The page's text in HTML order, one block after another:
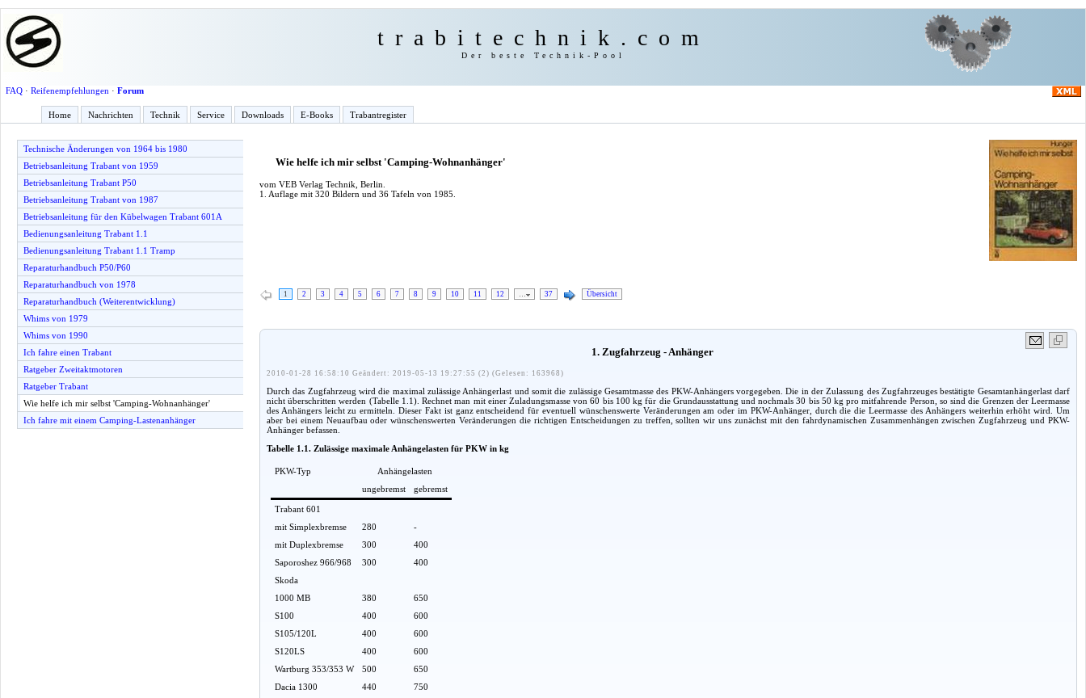
trabitechnik.com
Der beste Technik-Pool
FAQ· Reifenempfehlungen · Forum
Home Nachrichten Technik Service Downloads E-Books Trabantregister
Technische Änderungen von 1964 bis 1980
Betriebsanleitung Trabant von 1959
Betriebsanleitung Trabant P50
Betriebsanleitung Trabant von 1987
Betriebsanleitung für den Kübelwagen Trabant 601A
Bedienungsanleitung Trabant 1.1
Bedienungsanleitung Trabant 1.1 Tramp
Reparaturhandbuch P50/P60
Reparaturhandbuch von 1978
Reparaturhandbuch (Weiterentwicklung)
Whims von 1979
Whims von 1990
Ich fahre einen Trabant
Ratgeber Zweitaktmotoren
Ratgeber Trabant
Wie helfe ich mir selbst 'Camping-Wohnanhänger'
Ich fahre mit einem Camping-Lastenanhänger
Wie helfe ich mir selbst 'Camping-Wohnanhänger'
vom VEB Verlag Technik, Berlin.
1. Auflage mit 320 Bildern und 36 Tafeln von 1985.
1 2 3 4 5 6 7 8 9 10 11 12 … 37 Übersicht
1. Zugfahrzeug - Anhänger
2010-01-28 16:58:10 Geändert: 2019-05-13 19:27:55 (2) (Gelesen: 163968)
Durch das Zugfahrzeug wird die maximal zulässige Anhängerlast und somit die zulässige Gesamtmasse des PKW-Anhängers vorgegeben. Die in der Zulassung des Zugfahrzeuges bestätigte Gesamtanhängerlast darf
nicht überschritten werden (Tabelle 1.1). Rechnet man mit einer Zuladungsmasse von 60 bis 100 kg für die Grundausstattung und nochmals 30 bis 50 kg pro mitfahrende Person, so sind die Grenzen der Leermasse
des Anhängers leicht zu ermitteln. Dieser Fakt ist ganz entscheidend für eventuell wünschenswerte Veränderungen am oder im PKW-Anhänger, durch die die Leermasse des Anhängers weiterhin erhöht wird. Um
aber bei einem Neuaufbau oder wünschenswerten Veränderungen die richtigen Entscheidungen zu treffen, sollten wir uns zunächst mit den fahrdynamischen Zusammenhängen zwischen Zugfahrzeug und PKW-
Anhänger befassen.
Tabelle 1.1. Zulässige maximale Anhängelasten für PKW in kg
PKW-Typ
Anhängelasten
ungebremst
gebremst
Trabant 601
mit Simplexbremse
280
-
mit Duplexbremse
300
400
Saporoshez 966/968
300
400
Skoda
1000 MB
380
650
S100
400
600
S105/120L
400
600
S120LS
400
600
Wartburg 353/353 W
500
650
Dacia 1300
440
750